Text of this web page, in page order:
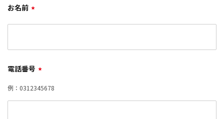
お名前 *
電話番号 *
例：0312345678